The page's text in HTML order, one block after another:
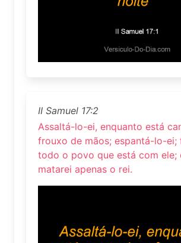
II Samuel 17:2
Assaltá-lo-ei, enquanto está
frouxo de mãos; espantá-lo-ei;
todo o povo que está com ele;
matarei apenas o rei.